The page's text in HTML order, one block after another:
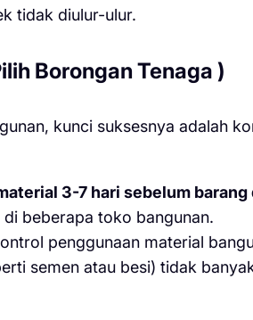
tidak diulur-ulur.
Borongan Tenaga )
kunci suksesnya adalah
3-7 hari sebelum barang
beberapa toko bangunan.
penggunaan material
semen atau besi) tidak